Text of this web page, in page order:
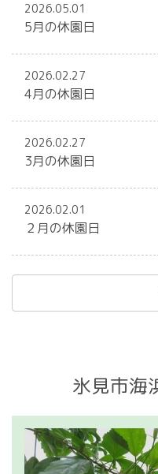
氷見市海
2026.05.01
5月の休園日
2026.02.27
4月の休園日
2026.02.27
3月の休園日
2026.02.01
２月の休園日